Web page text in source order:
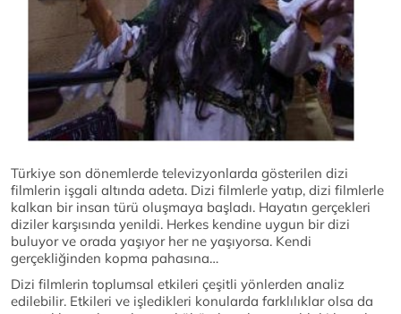
Türkiye son dönemlerde televizyonlarda gösterilen dizi
filmlerin işgali altında adeta. Dizi filmlerle yatıp, dizi filmlerle
kalkan bir insan türü oluşmaya başladı. Hayatın gerçekleri
diziler karşısında yenildi. Herkes kendine uygun bir dizi
buluyor ve orada yaşıyor her ne yaşıyorsa. Kendi
gerçekliğinden kopma pahasına…
Dizi filmlerin toplumsal etkileri çeşitli yönlerden analiz
edilebilir. Etkileri ve işledikleri konularda farklılıklar olsa da